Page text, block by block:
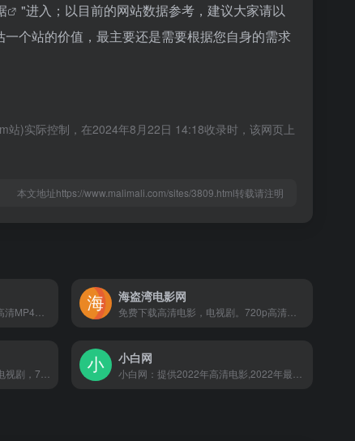
"进入；以目前的网站数据参考，建议大家请以
个站的价值，最主要还是需要根据您自身的需求
)实际控制，在2024年8月22日 14:18收录时，该网页上
本文地址https://www.malimali.com/sites/3809.html转载请注明
海盗湾电影网
小白网